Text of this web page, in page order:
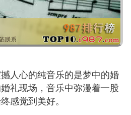
人心的纯音乐的是梦中的婚
礼现场，音乐中弥漫着一股
感觉到美好。